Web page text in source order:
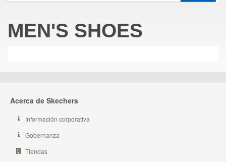
MEN'S SHOES
Acerca de Skechers
Información corporativa
Gobernanza
Tiendas